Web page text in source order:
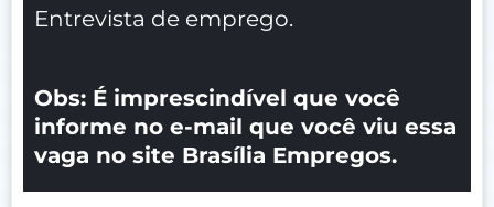
Entrevista de emprego.
Obs: É imprescindível que você
informe no e-mail que você viu essa
vaga no site Brasília Empregos.